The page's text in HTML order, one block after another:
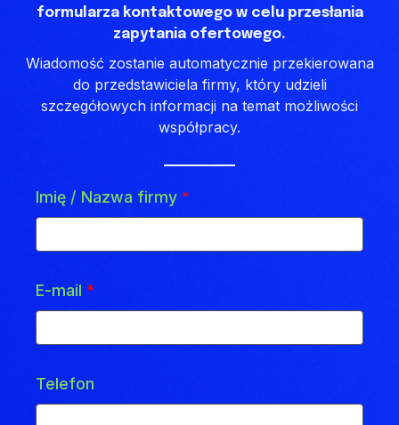
formularza kontaktowego w celu przesłania
zapytania ofertowego.
Wiadomość zostanie automatycznie przekierowana
do przedstawiciela firmy, który udzieli
szczegółowych informacji na temat możliwości
współpracy.
Imię / Nazwa firmy *
E-mail *
Telefon